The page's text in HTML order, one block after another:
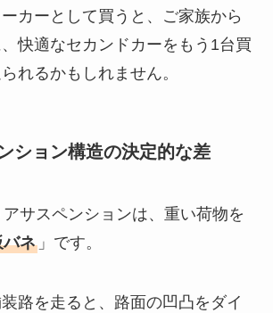
カーとして買うと、ご家族から
快適なセカンドカーをもう1台買
れるかもしれません。
ション構造の決定的な差
サスペンションは、重い荷物を
バネ」です。
路を走ると、路面の凹凸をダイ